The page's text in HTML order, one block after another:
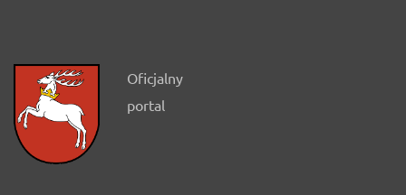
Oficjalny
portal